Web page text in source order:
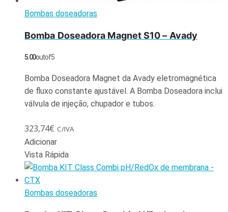
Bombas doseadoras
Bomba Doseadora Magnet S10 – Avady
5.00out of 5
Bomba Doseadora Magnet da Avady eletromagnética
de fluxo constante ajustável. A Bomba Doseadora inclui
válvula de injeção, chupador e tubos.
323,74€ C/IVA
Adicionar
Vista Rápida
Bombas doseadoras